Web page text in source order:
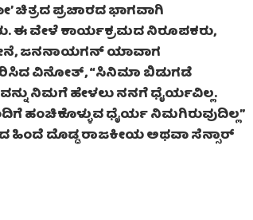
ಪ್ರಚಾರದ ಭಾಗವಾಗಿ
ಈ ವೇಳೆ ಕಾರ್ಯಕ್ರಮದ ನಿರೂಪಕರು,
ಜನನಾಯಗನ್ ಯಾವಾಗ
ವಿನೋತ್, “ಸಿನಿಮಾ ಬಿಡುಗಡೆ
ನಿಮಗೆ ಹೇಳಲು ನನಗೆ ಧೈರ್ಯವಿಲ್ಲ.
ಹಂಚಿಕೊಳ್ಳುವ ಧೈರ್ಯ ನಿಮಗಿರುವುದಿಲ್ಲ”
ಹಿಂದೆ ದೊಡ್ಡ ರಾಜಕೀಯ ಅಥವಾ ಸೆನ್ಸಾರ್